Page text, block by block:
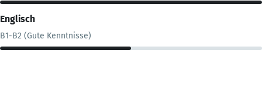
Englisch
B1-B2 (Gute Kenntnisse)